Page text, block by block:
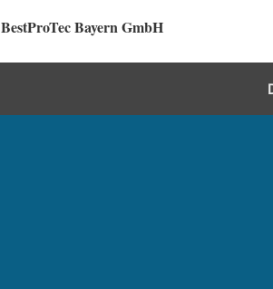
BestProTec Bayern GmbH